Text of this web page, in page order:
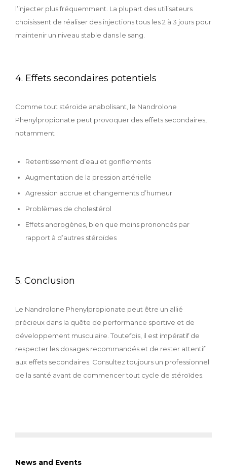
l’injecter plus fréquemment. La plupart des utilisateurs
choisissent de réaliser des injections tous les 2 à 3 jours pour
maintenir un niveau stable dans le sang.
4. Effets secondaires potentiels
Comme tout stéroïde anabolisant, le Nandrolone
Phenylpropionate peut provoquer des effets secondaires,
notamment :
Retentissement d’eau et gonflements
Augmentation de la pression artérielle
Agression accrue et changements d’humeur
Problèmes de cholestérol
Effets androgènes, bien que moins prononcés par
rapport à d’autres stéroïdes
5. Conclusion
Le Nandrolone Phenylpropionate peut être un allié
précieux dans la quête de performance sportive et de
développement musculaire. Toutefois, il est impératif de
respecter les dosages recommandés et de rester attentif
aux effets secondaires. Consultez toujours un professionnel
de la santé avant de commencer tout cycle de stéroïdes.
News and Events